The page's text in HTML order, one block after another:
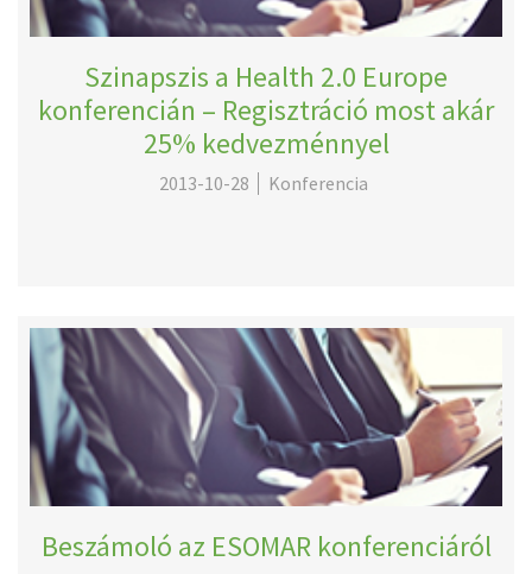
Szinapszis a Health 2.0 Europe
konferencián – Regisztráció most akár
25% kedvezménnyel
2013-10-28 Konferencia
Beszámoló az ESOMAR konferenciáról